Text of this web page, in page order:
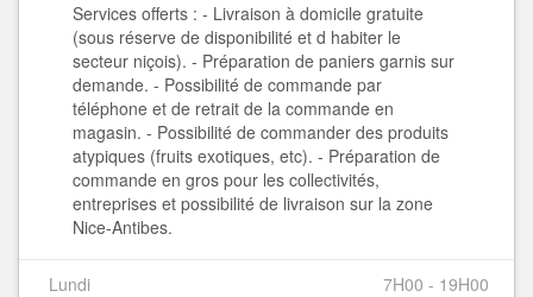
Services offerts : - Livraison à domicile gratuite
(sous réserve de disponibilité et d habiter le
secteur niçois). - Préparation de paniers garnis sur
demande. - Possibilité de commande par
téléphone et de retrait de la commande en
magasin. - Possibilité de commander des produits
atypiques (fruits exotiques, etc). - Préparation de
commande en gros pour les collectivités,
entreprises et possibilité de livraison sur la zone
Nice-Antibes.
Lundi
7H00 - 19H00